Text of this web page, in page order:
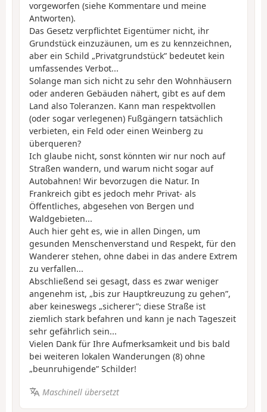
vorgeworfen (siehe Kommentare und meine
Antworten).
Das Gesetz verpflichtet Eigentümer nicht, ihr
Grundstück einzuzäunen, um es zu kennzeichnen,
aber ein Schild „Privatgrundstück” bedeutet kein
umfassendes Verbot...
Solange man sich nicht zu sehr den Wohnhäusern
oder anderen Gebäuden nähert, gibt es auf dem
Land also Toleranzen. Kann man respektvollen
(oder sogar verlegenen) Fußgängern tatsächlich
verbieten, ein Feld oder einen Weinberg zu
überqueren?
Ich glaube nicht, sonst könnten wir nur noch auf
Straßen wandern, und warum nicht sogar auf
Autobahnen! Wir bevorzugen die Natur. In
Frankreich gibt es jedoch mehr Privat- als
Öffentliches, abgesehen von Bergen und
Waldgebieten...
Auch hier geht es, wie in allen Dingen, um
gesunden Menschenverstand und Respekt, für den
Wanderer stehen, ohne dabei in das andere Extrem
zu verfallen...
Abschließend sei gesagt, dass es zwar weniger
angenehm ist, „bis zur Hauptkreuzung zu gehen”,
aber keineswegs „sicherer”; diese Straße ist
ziemlich stark befahren und kann je nach Tageszeit
sehr gefährlich sein...
Vielen Dank für Ihre Aufmerksamkeit und bis bald
bei weiteren lokalen Wanderungen (8) ohne
„beunruhigende” Schilder!
Maschinell übersetzt